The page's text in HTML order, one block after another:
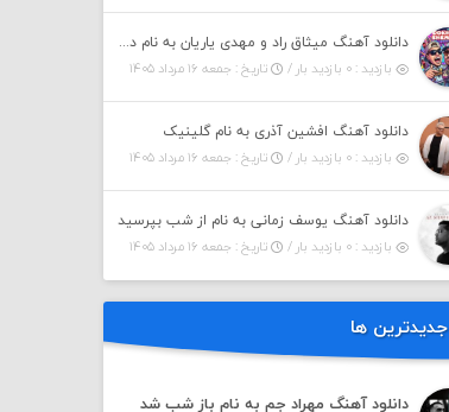
دانلود آهنگ میثاق راد و مهدی یاریان به نام دختر شمرون
بازدید : ۰ بازدید بار /
تاریخ : جمعه ۱۶ مرداد ۱۴۰۵
دانلود آهنگ افشین آذری به نام گلینیک
بازدید : ۰ بازدید بار /
تاریخ : جمعه ۱۶ مرداد ۱۴۰۵
دانلود آهنگ یوسف زمانی به نام از شب بپرسید
بازدید : ۰ بازدید بار /
تاریخ : جمعه ۱۶ مرداد ۱۴۰۵
جدیدترین ها
دانلود آهنگ مهراد جم به نام باز شب شد